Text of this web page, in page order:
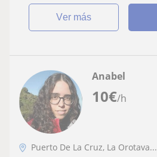
ver más
10€/h
Anabel
Puerto De La Cruz, La Orotava...